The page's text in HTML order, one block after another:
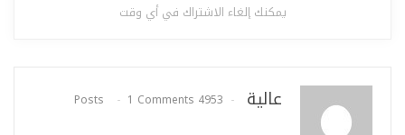
يمكنك إلغاء الاشتراك في أي وقت
عالية 4953 Posts
1 Comments